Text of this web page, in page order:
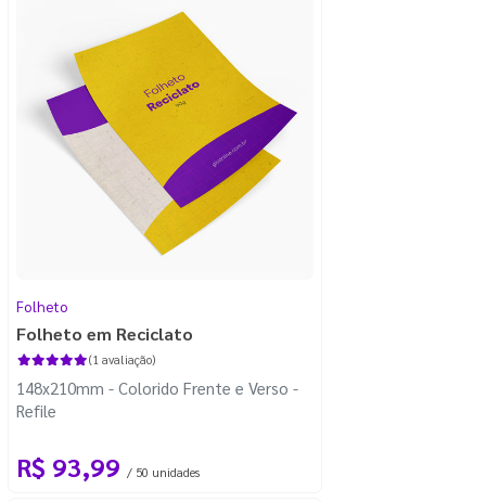
Folheto
Folheto em Reciclato
(1 avaliação)
148x210mm - Colorido Frente e Verso -
Refile
R$ 93,99 / 50 unidades